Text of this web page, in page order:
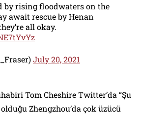
by rising floodwaters on the
await rescue by Henan
all okay.
July 20, 2021
Tom Cheshire Twitter’da “Şu
Zhengzhou’da çok üzücü